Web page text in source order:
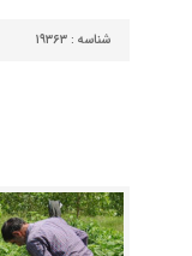
شناسه : ۱۹۳۶۳